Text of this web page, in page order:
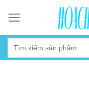
content